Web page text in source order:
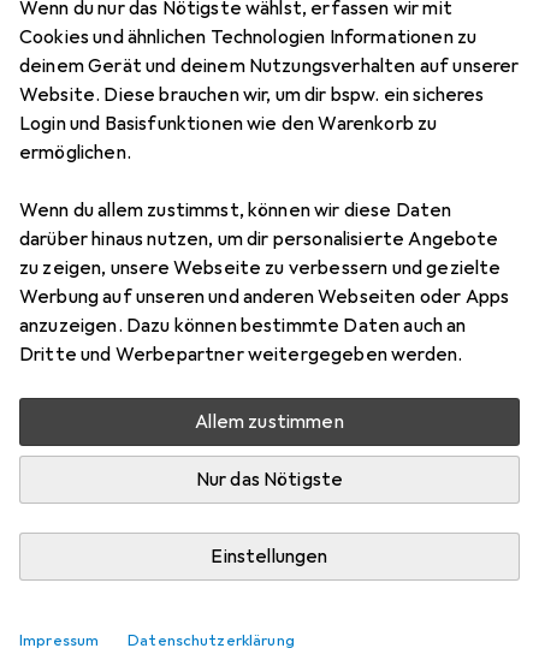
Wenn du nur das Nötigste wählst, erfassen wir mit
Cookies und ähnlichen Technologien Informationen zu
deinem Gerät und deinem Nutzungsverhalten auf unserer
Website. Diese brauchen wir, um dir bspw. ein sicheres
Login und Basisfunktionen wie den Warenkorb zu
ermöglichen.
Wenn du allem zustimmst, können wir diese Daten
darüber hinaus nutzen, um dir personalisierte Angebote
zu zeigen, unsere Webseite zu verbessern und gezielte
Werbung auf unseren und anderen Webseiten oder Apps
anzuzeigen. Dazu können bestimmte Daten auch an
Dritte und Werbepartner weitergegeben werden.
Allem zustimmen
Nur das Nötigste
Einstellungen
Impressum Datenschutzerklärung
12 Bilder
PlanamBundhose
Preis in EUR inkl. MwSt.
EUR
46,93
5
Bewertungen
Zwischen Do, 13.8. und Fr, 14.8. geliefert
Nur 2 Stück an Lager beim Lieferanten
Lieferort angeben für genaue Lieferzeit
In den Warenkorb